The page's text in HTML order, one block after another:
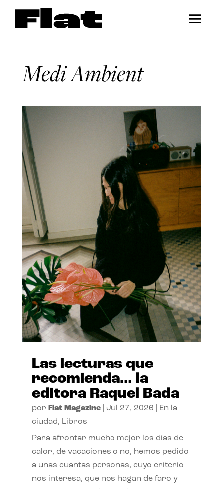
Medi Ambient
Las lecturas que
recomienda… la
editora Raquel Bada
por Flat Magazine| Jul 27, 2026
En la
ciudad, Libros
Para afrontar mucho mejor los días de
calor, de vacaciones o no, hemos pedido
a unas cuantas personas, cuyo criterio
nos interesa, que nos hagan de faro y